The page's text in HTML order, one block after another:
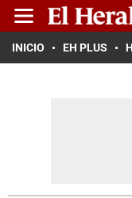
INICIO EH PLUS